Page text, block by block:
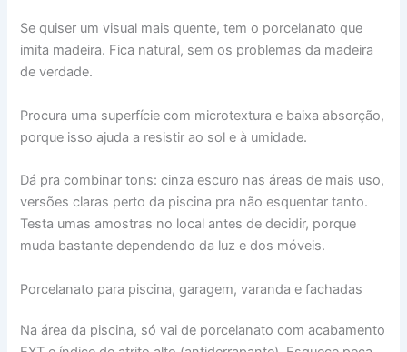
Se quiser um visual mais quente, tem o porcelanato que
imita madeira. Fica natural, sem os problemas da madeira
de verdade.
Procura uma superfície com microtextura e baixa absorção,
porque isso ajuda a resistir ao sol e à umidade.
Dá pra combinar tons: cinza escuro nas áreas de mais uso,
versões claras perto da piscina pra não esquentar tanto.
Testa umas amostras no local antes de decidir, porque
muda bastante dependendo da luz e dos móveis.
Porcelanato para piscina, garagem, varanda e fachadas
Na área da piscina, só vai de porcelanato com acabamento